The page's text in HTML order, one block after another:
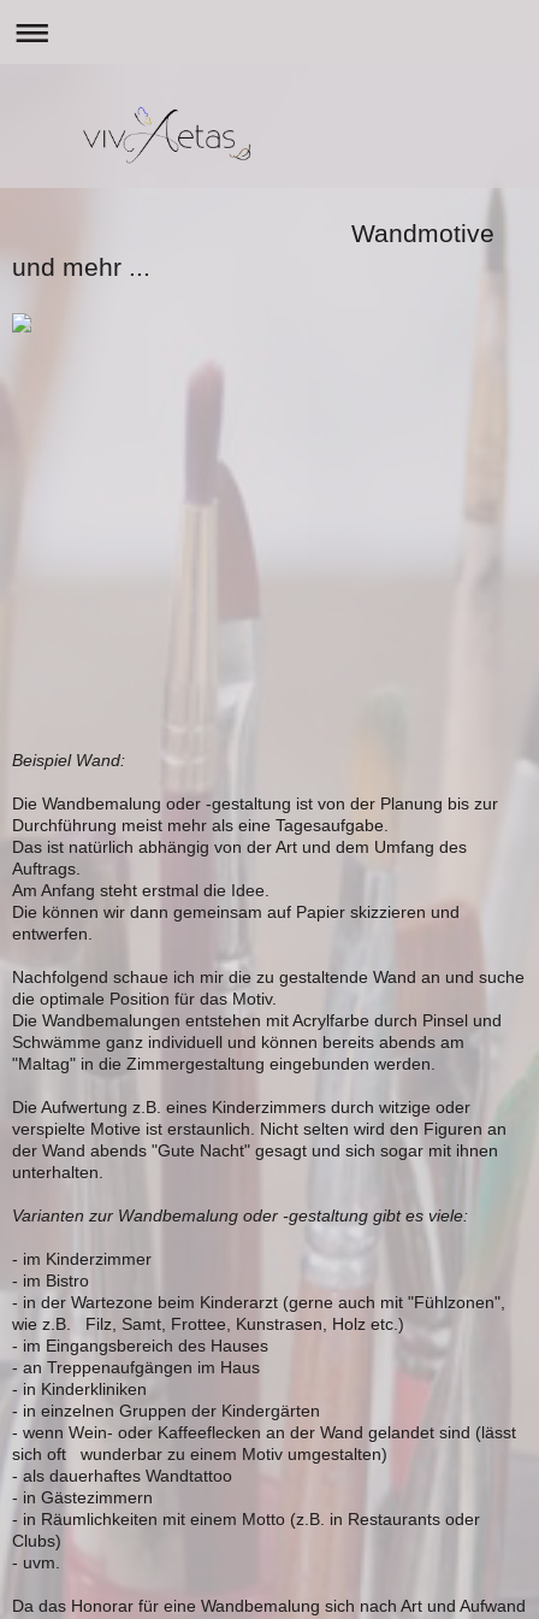
Wandmotive
und mehr ...
Beispiel Wand:
Die Wandbemalung oder -gestaltung ist von der Planung bis zur
Durchführung meist mehr als eine Tagesaufgabe.
Das ist natürlich abhängig von der Art und dem Umfang des
Auftrags.
Am Anfang steht erstmal die Idee.
Die können wir dann gemeinsam auf Papier skizzieren und
entwerfen.
Nachfolgend schaue ich mir die zu gestaltende Wand an und suche
die optimale Position für das Motiv.
Die Wandbemalungen entstehen mit Acrylfarbe durch Pinsel und
Schwämme ganz individuell und können bereits abends am
"Maltag" in die Zimmergestaltung eingebunden werden.
Die Aufwertung z.B. eines Kinderzimmers durch witzige oder
verspielte Motive ist erstaunlich. Nicht selten wird den Figuren an
der Wand abends "Gute Nacht" gesagt und sich sogar mit ihnen
unterhalten.
Varianten zur Wandbemalung oder -gestaltung gibt es viele:
- im Kinderzimmer
- im Bistro
- in der Wartezone beim Kinderarzt (gerne auch mit "Fühlzonen",
wie z.B. Filz, Samt, Frottee, Kunstrasen, Holz etc.)
- im Eingangsbereich des Hauses
- an Treppenaufgängen im Haus
- in Kinderkliniken
- in einzelnen Gruppen der Kindergärten
- wenn Wein- oder Kaffeeflecken an der Wand gelandet sind (lässt
sich oft wunderbar zu einem Motiv umgestalten)
- als dauerhaftes Wandtattoo
- in Gästezimmern
- in Räumlichkeiten mit einem Motto (z.B. in Restaurants oder
Clubs)
- uvm.
Da das Honorar für eine Wandbemalung sich nach Art und Aufwand